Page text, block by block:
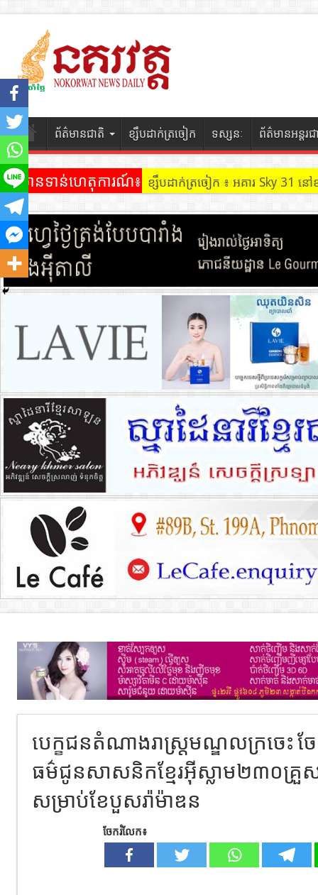
ព័ត៌មានជាតិ ខ្សឹបដាក់ត្រចៀក ទស្សនៈ ព័ត៌មានអន្តរជ
ព័ត៌មានទាន់ហេតុការណ៍៖ ខ្សឹបដាក់ត្រចៀក ៖ អគារ Sky 31
បេក្ខជនតំណាងរាស្រ្តមណ្ឌលក្រចេ
ធម៌ជូនសាសនិកខ្មែរអ៊ីស្លាម២៣០គ្រួស
សម្រាប់ខែបួសរ៉ាម៉ាឌន
ចែករំលែក៖